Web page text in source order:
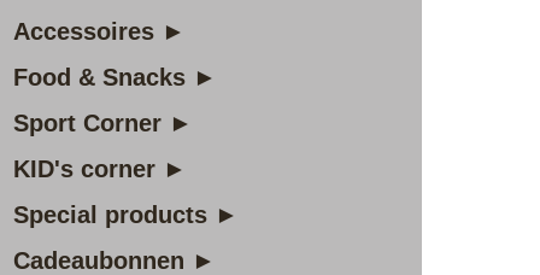
Accessoires ►
Food & Snacks ►
Sport Corner ►
KID's corner ►
Special products ►
Cadeaubonnen ►